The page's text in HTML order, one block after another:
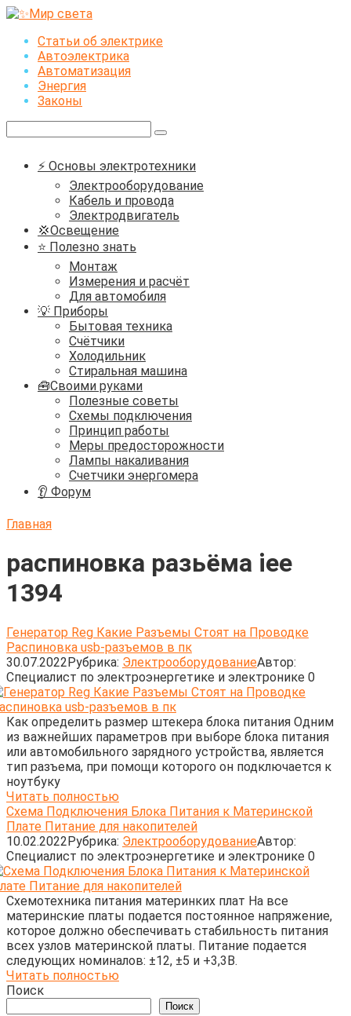
Перейти
контентуСтатьи об электрике
Автоэлектрика
Автоматизация
Энергия
Законы
⚡ Основы электротехники
Электрооборудование
Кабель и провода
Электродвигатель
💢Освещение
⭐ Полезно знать
Монтаж
Измерения и расчёт
Для автомобиля
💡 Приборы
Бытовая техника
Счётчики
Холодильник
Стиральная машина
🧰Своими руками
Полезные советы
Схемы подключения
Принцип работы
Меры предосторожности
Лампы накаливания
Счетчики энергомера
👂 Форум
Главная
распиновка разьёма iee
1394
Генератор Reg Какие Разъемы Стоят на Проводке
Распиновка usb-разъемов в пк
30.07.2022Рубрика: ЭлектрооборудованиеАвтор:
Cпециалист по электроэнергетике и электронике 0
Как определить размер штекера блока питания Одним
из важнейших параметров при выборе блока питания
или автомобильного зарядного устройства, является
тип разъема, при помощи которого он подключается к
ноутбуку
Читать полностью
Схема Подключения Блока Питания к Материнской
Плате Питание для накопителей
10.02.2022Рубрика: ЭлектрооборудованиеАвтор:
Cпециалист по электроэнергетике и электронике 0
Схемотехника питания материнких плат На все
материнские платы подается постоянное напряжение,
которое должно обеспечивать стабильность питания
всех узлов материнской платы. Питание подается
следующих номиналов: ±12, ±5 и +3,3В.
Читать полностью
Поиск
Поиск